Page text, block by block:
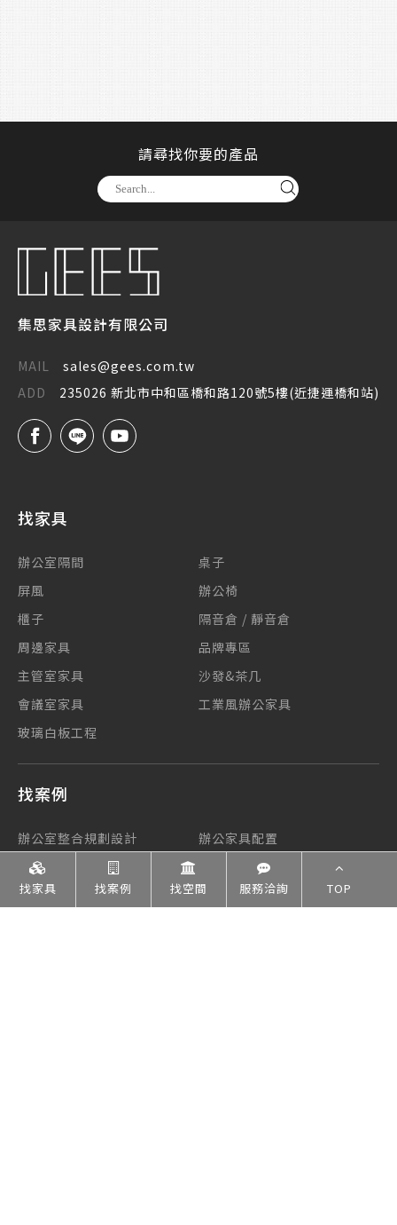
請尋找你要的產品
集思家具設計有限公司
MAIL
sales@gees.com.tw
ADD
235026 新北市中和區橋和路120號5樓(近捷運橋和站)
找家具
辦公室隔間
桌子
屏風
辦公椅
櫃子
隔音倉 / 靜音倉
周邊家具
品牌專區
主管室家具
沙發&茶几
會議室家具
工業風辦公家具
玻璃白板工程
找案例
辦公室整合規劃設計 辦公家具配置
找空間
找家具 找案例 找空間 服務洽詢 TOP